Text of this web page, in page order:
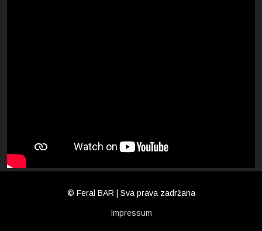
© Feral BAR | Sva prava zadržana
Impressum